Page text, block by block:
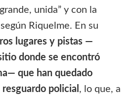
unida” y con la
Riquelme. En su
lugares y pistas —
donde se encontró
que han quedado
policial , lo que, a